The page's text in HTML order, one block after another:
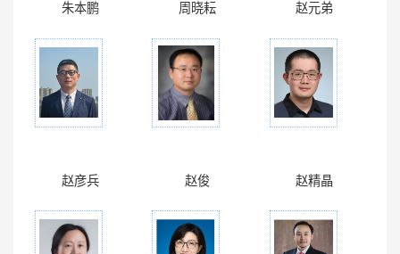
朱本鹏 周晓耘 赵元弟
赵彦兵 赵俊 赵精晶